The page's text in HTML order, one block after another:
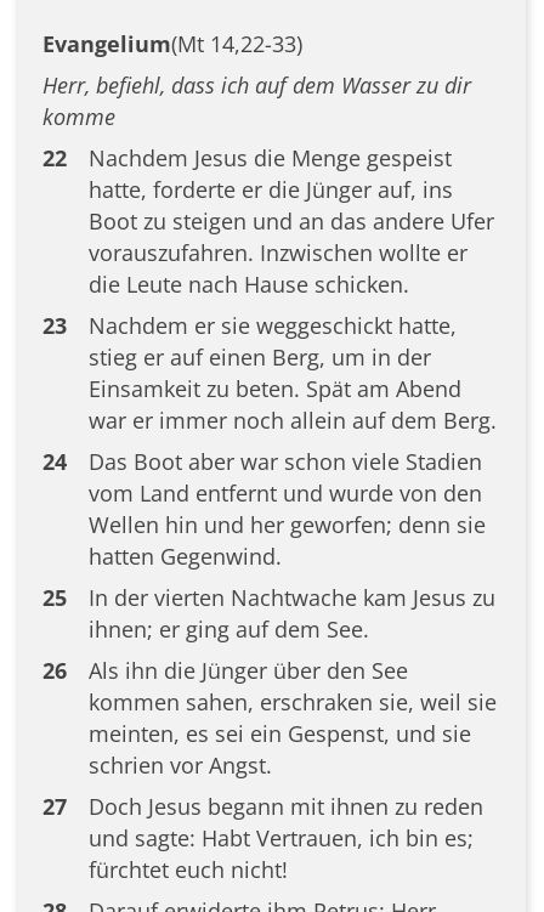
Evangelium(Mt 14,22-33)
Herr, befiehl, dass ich auf dem Wasser zu dir
komme
22
Nachdem Jesus die Menge gespeist
hatte, forderte er die Jünger auf, ins
Boot zu steigen und an das andere Ufer
vorauszufahren. Inzwischen wollte er
die Leute nach Hause schicken.
23
Nachdem er sie weggeschickt hatte,
stieg er auf einen Berg, um in der
Einsamkeit zu beten. Spät am Abend
war er immer noch allein auf dem Berg.
24
Das Boot aber war schon viele Stadien
vom Land entfernt und wurde von den
Wellen hin und her geworfen; denn sie
hatten Gegenwind.
25
In der vierten Nachtwache kam Jesus zu
ihnen; er ging auf dem See.
26
Als ihn die Jünger über den See
kommen sahen, erschraken sie, weil sie
meinten, es sei ein Gespenst, und sie
schrien vor Angst.
27
Doch Jesus begann mit ihnen zu reden
und sagte: Habt Vertrauen, ich bin es;
fürchtet euch nicht!